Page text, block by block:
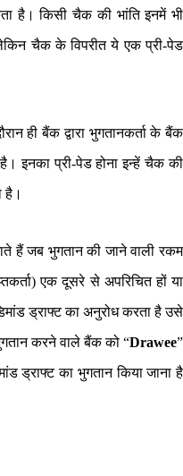
है। किसी चैक की भांति इनमें भी
लेकिन चैक के विपरीत ये एक प्री-पेड
ही बैंक द्वारा भुगतानकर्ता के बैंक
इनका प्री-पेड होना इन्हें चैक की
है।
हैं जब भुगतान की जाने वाली रकम
एक दूसरे से अपरिचित हों या
ड्राफ्ट का अनुरोध करता है उसे
करने वाले बैंक को “Drawee”
ड्राफ्ट का भुगतान किया जाना है